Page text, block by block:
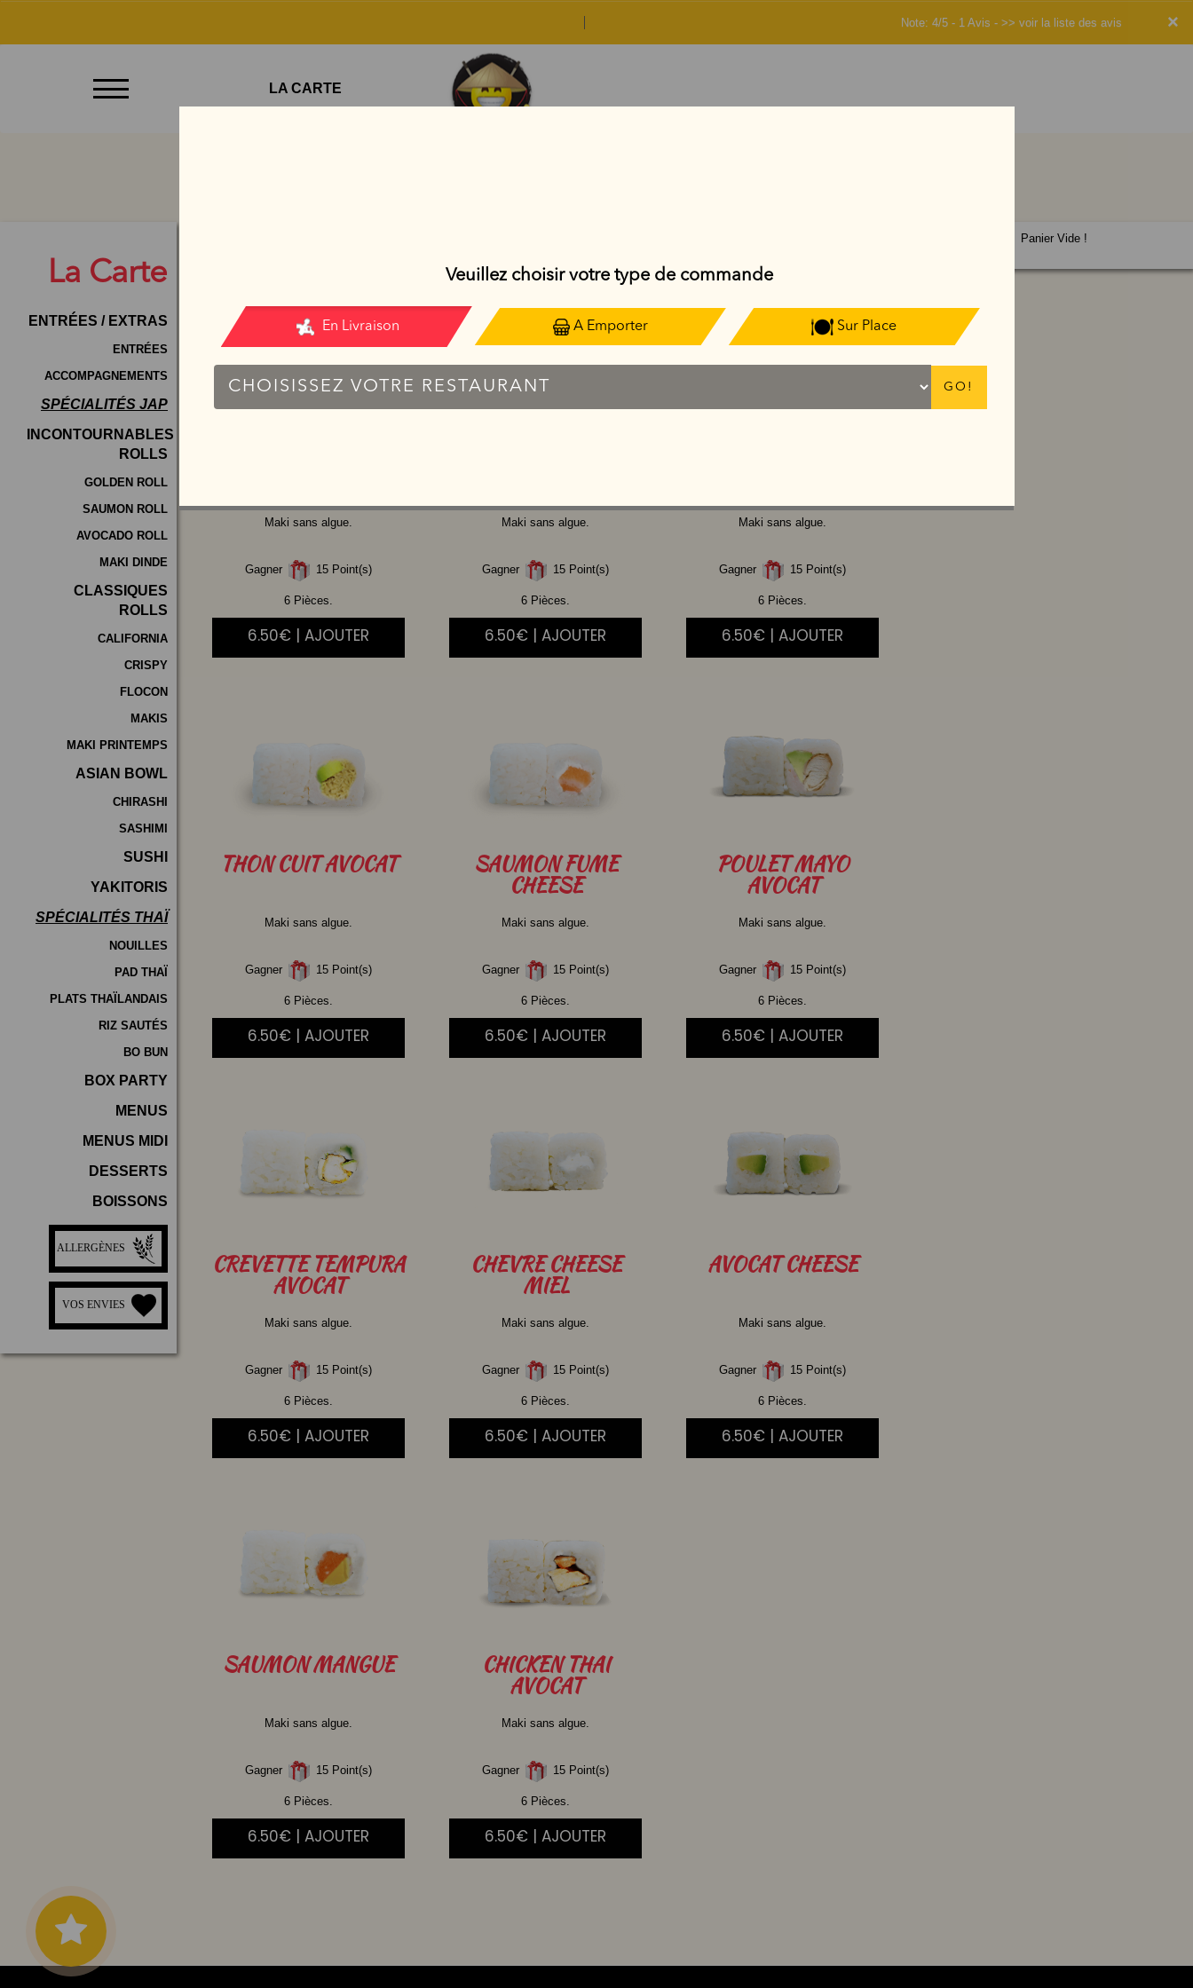
×
Note: 4/5 - 1 Avis - >> voir la liste des avis
Emporter
Contact
Mentions
Légales
Programme
De
Fidélité
Vos
Avis
de
LA CARTE
La Carte
ENTRÉES / EXTRAS
ENTRÉES
ACCOMPAGNEMENTS
SPÉCIALITÉS JAP
INCONTOURNABLES
ROLLS
GOLDEN ROLL
SAUMON ROLL
AVOCADO ROLL
MAKI DINDE
CLASSIQUES
ROLLS
CALIFORNIA
CRISPY
FLOCON
MAKIS
MAKI PRINTEMPS
ASIAN BOWL
CHIRASHI
SASHIMI
SUSHI
YAKITORIS
SPÉCIALITÉS THAÏ
NOUILLES
PAD THAÏ
PLATS THAÏLANDAIS
RIZ SAUTÉS
BO BUN
BOX PARTY
MENUS
MENUS MIDI
DESSERTS
BOISSONS
ALLERGÈNES
VOS ENVIES
Maki sans algue.
Gagner 15 Point(s)
6 Pièces.
6.50€ | AJOUTER
Maki sans algue.
Gagner 15 Point(s)
6 Pièces.
6.50€ | AJOUTER
Maki sans algue.
Gagner 15 Point(s)
6 Pièces.
6.50€ | AJOUTER
THONCUIT AVOCAT
Maki sans algue.
Gagner 15 Point(s)
6 Pièces.
6.50€ | AJOUTER
SAUMONFUME
CHEESE
Maki sans algue.
Gagner 15 Point(s)
6 Pièces.
6.50€ | AJOUTER
POULETMAYO
AVOCAT
Maki sans algue.
Gagner 15 Point(s)
6 Pièces.
6.50€ | AJOUTER
CREVETTETEMPURA
AVOCAT
Maki sans algue.
Gagner 15 Point(s)
6 Pièces.
6.50€ | AJOUTER
CHEVRECHEESE
MIEL
Maki sans algue.
Gagner 15 Point(s)
6 Pièces.
6.50€ | AJOUTER
AVOCATCHEESE
Maki sans algue.
Gagner 15 Point(s)
6 Pièces.
6.50€ | AJOUTER
SAUMONMANGUE
Maki sans algue.
Gagner 15 Point(s)
6 Pièces.
6.50€ | AJOUTER
CHICKENTHAI
AVOCAT
Maki sans algue.
Gagner 15 Point(s)
6 Pièces.
6.50€ | AJOUTER
Panier Vide !